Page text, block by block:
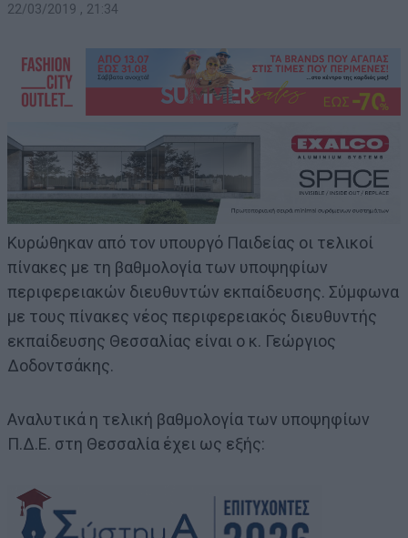
22/03/2019 , 21:34
Κυρώθηκαν από τον υπουργό Παιδείας οι τελικοί
πίνακες με τη βαθμολογία των υποψηφίων
περιφερειακών διευθυντών εκπαίδευσης. Σύμφωνα
με τους πίνακες νέος περιφερειακός διευθυντής
εκπαίδευσης Θεσσαλίας είναι ο κ. Γεώργιος
Δοδοντσάκης.
Αναλυτικά η τελική βαθμολογία των υποψηφίων
Π.Δ.Ε. στη Θεσσαλία έχει ως εξής: